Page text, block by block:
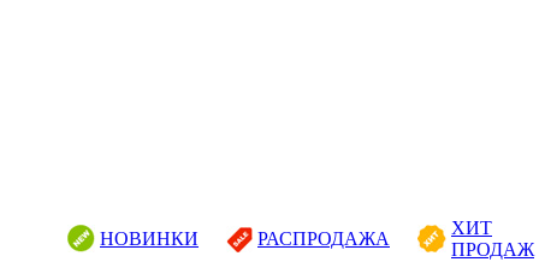
НОВИНКИ РАСПРОДАЖА
ХИТ
ПРОДАЖ